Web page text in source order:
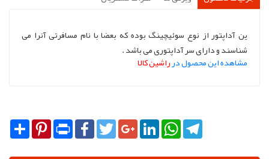
ین آداپتور از نوع سوئیچینگ بوده که بعضا با نام مسافرتی آنرا می
شناسند و دارای سر آداپتوری می باشد .
مشاهده این محصول درراشین کالا
Share PinterestPrint FacebookTwitterGoogle+LinkedInWhatsApp